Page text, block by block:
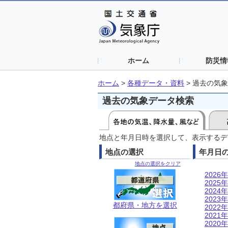
ホーム 防災
ホーム > 各種データ・資料 > 過去の気
過去の気象データ検索
地点と年月日時を選択して、表示する
地点の選択
地点の選択をクリア
都府県・地方を選択
年月日
2026年
2025年
2024年
2023年
2022年
2021年
2020年